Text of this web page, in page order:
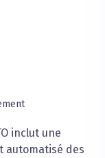
inclut une
automatisé des